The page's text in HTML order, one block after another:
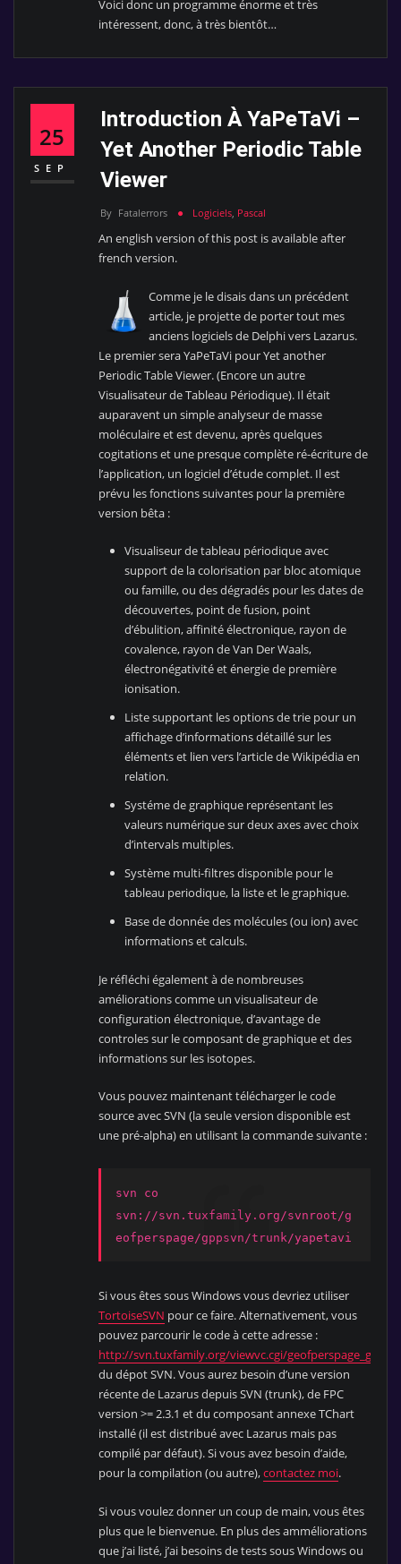
Voici donc un programme énorme et très
intéressent, donc, à très bientôt…
25
SEP
Introduction À YaPeTaVi –
Yet Another Periodic Table
Viewer
By Fatalerrors Logiciels, Pascal
An english version of this post is available after
french version.
Comme je le disais dans un précédent
article, je projette de porter tout mes
anciens logiciels de Delphi vers Lazarus.
Le premier sera YaPeTaVi pour Yet another
Periodic Table Viewer. (Encore un autre
Visualisateur de Tableau Périodique). Il était
auparavent un simple analyseur de masse
moléculaire et est devenu, après quelques
cogitations et une presque complète ré-écriture de
l’application, un logiciel d’étude complet. Il est
prévu les fonctions suivantes pour la première
version bêta :
Visualiseur de tableau périodique avec
support de la colorisation par bloc atomique
ou famille, ou des dégradés pour les dates de
découvertes, point de fusion, point
d’ébulition, affinité électronique, rayon de
covalence, rayon de Van Der Waals,
électronégativité et énergie de première
ionisation.
Liste supportant les options de trie pour un
affichage d’informations détaillé sur les
éléments et lien vers l’article de Wikipédia en
relation.
Systéme de graphique représentant les
valeurs numérique sur deux axes avec choix
d’intervals multiples.
Système multi-filtres disponible pour le
tableau periodique, la liste et le graphique.
Base de donnée des molécules (ou ion) avec
informations et calculs.
Je réfléchi également à de nombreuses
améliorations comme un visualisateur de
configuration électronique, d’avantage de
controles sur le composant de graphique et des
informations sur les isotopes.
Vous pouvez maintenant télécharger le code
source avec SVN (la seule version disponible est
une pré-alpha) en utilisant la commande suivante :
svn co
svn://svn.tuxfamily.org/svnroot/g
eofperspage/gppsvn/trunk/yapetavi
Si vous êtes sous Windows vous devriez utiliser
TortoiseSVN pour ce faire. Alternativement, vous
pouvez parcourir le code à cette adresse :
http://svn.tuxfamily.org/viewvc.cgi/
du dépot SVN. Vous aurez besoin d’une version
récente de Lazarus depuis SVN (trunk), de FPC
version >= 2.3.1 et du composant annexe TChart
installé (il est distribué avec Lazarus mais pas
compilé par défaut). Si vous avez besoin d’aide,
pour la compilation (ou autre),contactez moi.
Si vous voulez donner un coup de main, vous êtes
plus que le bienvenue. En plus des amméliorations
que j’ai listé, j’ai besoins de tests sous Windows ou